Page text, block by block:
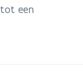
een